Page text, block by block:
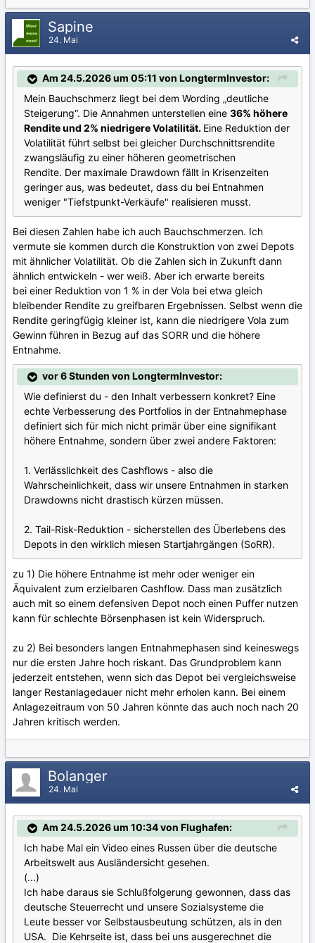
Sapine
24. Mai
Am 24.5.2026 um 05:11 von LongtermInvestor:
Mein Bauchschmerz liegt bei dem Wording „deutliche
Steigerung“. Die Annahmen unterstellen eine 36% höhere
Rendite und 2% niedrigere Volatilität. Eine Reduktion der
Volatilität führt selbst bei gleicher Durchschnittsrendite
zwangsläufig zu einer höheren geometrischen
Rendite. Der maximale Drawdown fällt in Krisenzeiten
geringer aus, was bedeutet, dass du bei Entnahmen
weniger "Tiefstpunkt-Verkäufe" realisieren musst.
Bei diesen Zahlen habe ich auch Bauchschmerzen. Ich
vermute sie kommen durch die Konstruktion von zwei Depots
mit ähnlicher Volatilität. Ob die Zahlen sich in Zukunft dann
ähnlich entwickeln - wer weiß. Aber ich erwarte bereits
bei einer Reduktion von 1 % in der Vola bei etwa gleich
bleibender Rendite zu greifbaren Ergebnissen. Selbst wenn die
Rendite geringfügig kleiner ist, kann die niedrigere Vola zum
Gewinn führen in Bezug auf das SORR und die höhere
Entnahme.
vor 6 Stunden von LongtermInvestor:
Wie definierst du - den Inhalt verbessern konkret? Eine
echte Verbesserung des Portfolios in der Entnahmephase
definiert sich für mich nicht primär über eine signifikant
höhere Entnahme, sondern über zwei andere Faktoren:
1. Verlässlichkeit des Cashflows - also die
Wahrscheinlichkeit, dass wir unsere Entnahmen in starken
Drawdowns nicht drastisch kürzen müssen.
2. Tail-Risk-Reduktion - sicherstellen des Überlebens des
Depots in den wirklich miesen Startjahrgängen (SoRR).
zu 1) Die höhere Entnahme ist mehr oder weniger ein
Äquivalent zum erzielbaren Cashflow. Dass man zusätzlich
auch mit so einem defensiven Depot noch einen Puffer nutzen
kann für schlechte Börsenphasen ist kein Widerspruch.
zu 2) Bei besonders langen Entnahmephasen sind keineswegs
nur die ersten Jahre hoch riskant. Das Grundproblem kann
jederzeit entstehen, wenn sich das Depot bei vergleichsweise
langer Restanlagedauer nicht mehr erholen kann. Bei einem
Anlagezeitraum von 50 Jahren könnte das auch noch nach 20
Jahren kritisch werden.
Bolanger
24. Mai
Am 24.5.2026 um 10:34 von Flughafen:
Ich habe Mal ein Video eines Russen über die deutsche
Arbeitswelt aus Ausländersicht gesehen.
(...)
Ich habe daraus sie Schlußfolgerung gewonnen, dass das
deutsche Steuerrecht und unsere Sozialsysteme die
Leute besser vor Selbstausbeutung schützen, als in den
USA. Die Kehrseite ist, dass bei uns ausgerechnet die